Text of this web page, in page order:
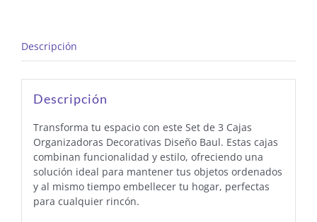
Descripción
Descripción
Transforma tu espacio con este Set de 3 Cajas
Organizadoras Decorativas Diseño Baul. Estas cajas
combinan funcionalidad y estilo, ofreciendo una
solución ideal para mantener tus objetos ordenados
y al mismo tiempo embellecer tu hogar, perfectas
para cualquier rincón.